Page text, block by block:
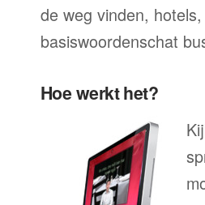
de weg vinden,
basiswoordenschat
Hoe werkt het?